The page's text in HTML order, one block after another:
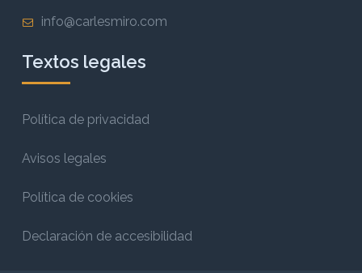
info@carlesmiro.com
Textos legales
Política de privacidad
Avisos legales
Política de cookies
Declaración de accesibilidad